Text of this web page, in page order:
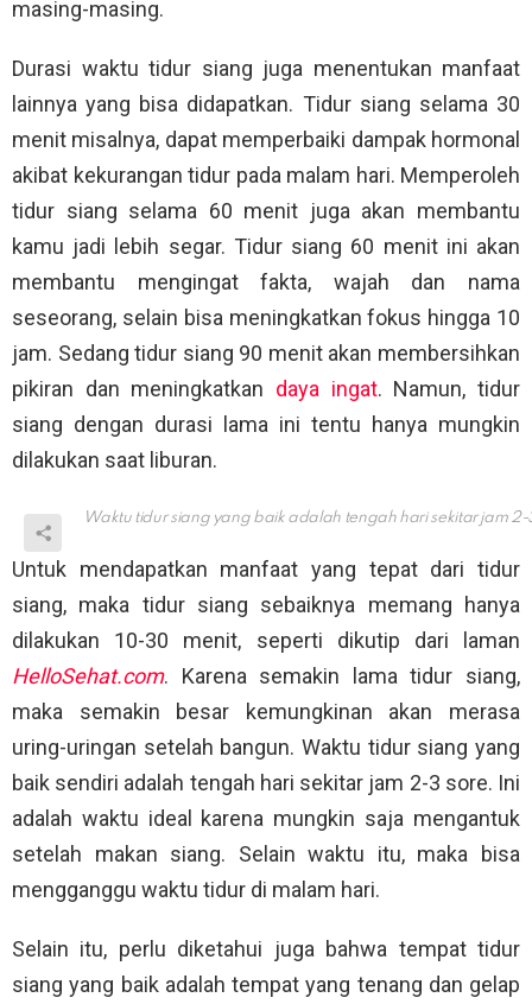
masing-masing.
Durasi waktu tidur siang juga menentukan manfaat
lainnya yang bisa didapatkan. Tidur siang selama 30
menit misalnya, dapat memperbaiki dampak hormonal
akibat kekurangan tidur pada malam hari. Memperoleh
tidur siang selama 60 menit juga akan membantu
kamu jadi lebih segar. Tidur siang 60 menit ini akan
membantu mengingat fakta, wajah dan nama
seseorang, selain bisa meningkatkan fokus hingga 10
jam. Sedang tidur siang 90 menit akan membersihkan
pikiran dan meningkatkan daya ingat. Namun, tidur
siang dengan durasi lama ini tentu hanya mungkin
dilakukan saat liburan.
Waktu tidur siang yang baik adalah tengah hari sekitar jam 2-
Untuk mendapatkan manfaat yang tepat dari tidur
siang, maka tidur siang sebaiknya memang hanya
dilakukan 10-30 menit, seperti dikutip dari laman
HelloSehat.com. Karena semakin lama tidur siang,
maka semakin besar kemungkinan akan merasa
uring-uringan setelah bangun. Waktu tidur siang yang
baik sendiri adalah tengah hari sekitar jam 2-3 sore. Ini
adalah waktu ideal karena mungkin saja mengantuk
setelah makan siang. Selain waktu itu, maka bisa
mengganggu waktu tidur di malam hari.
Selain itu, perlu diketahui juga bahwa tempat tidur
siang yang baik adalah tempat yang tenang dan gelap